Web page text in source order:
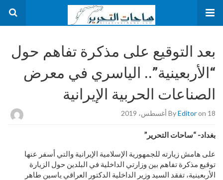
بعد التوقيع على مذكرة تفاهم حول
“الأربعينية”.. الياسري في معرض
الصناعات الحربية الإيرانية
ByEditoron 18 أغسطس، 2019
بغداد- “ساحات التحرير”
على هامش زيارته للجمهورية الإسلامية الإيرانية والتي أسفر عنها
توقيع مذكرة تفاهم بين وزارتي الداخلية في البلدين حول الزيارة
الأربعينية، تفقد السيد وزير الداخلية الدكتور العراقي ياسين طاهر